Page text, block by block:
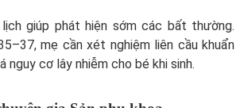
giúp phát hiện sớm các bất thường.
mẹ cần xét nghiệm liên cầu khuẩn
nguy cơ lây nhiễm cho bé khi sinh.